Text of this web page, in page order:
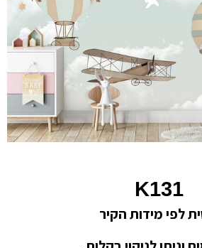
K131
לפי מידות הקיר